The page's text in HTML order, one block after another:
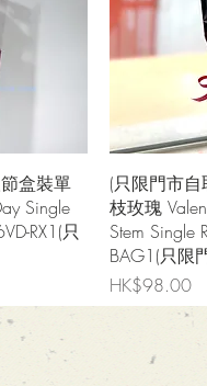
盒裝單
Single
RX1(只
(只限門市
枝玫瑰
Stem Single
BAG1(只限
價格
HK$98.00